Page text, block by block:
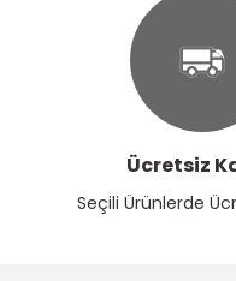
Bu ürüne benzer
Ücretsiz
Seçili Ürünlerde